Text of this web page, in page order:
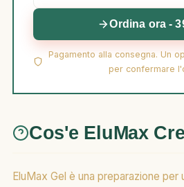
Ordina ora -
Pagamento alla consegna. Un
per confermare
Cos'e EluMax
EluMax Gel è una preparazione